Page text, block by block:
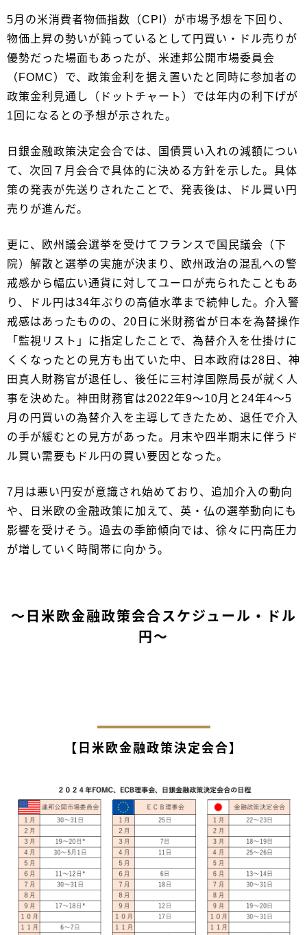
5月の米消費者物価指数（CPI）が市場予想を下回り、
物価上昇の勢いが鈍っているとして円買い・ドル売りが
優勢だった場面もあったが、米連邦公開市場委員会
（FOMC）で、政策金利を据え置いたと同時に参加者の
政策金利見通し（ドットチャート）では年内の利下げが
1回になるとの予想が示された。
日銀金融政策決定会合では、国債買い入れの減額につい
て、次回７月会合で具体的に決める方針を示した。具体
策の発表が先送りされたことで、発表後は、ドル買い円
売りが進んだ。
更に、欧州議会選挙を受けてフランスで国民議会（下
院）解散と選挙の実施が決まり、欧州政治の混乱への警
戒感から幅広い通貨に対してユーロが売られたこともあ
り、ドル円は34年ぶりの高値水準まで続伸した。介入警
戒感はあったものの、20日に米財務省が日本を為替操作
「監視リスト」に指定したことで、為替介入を仕掛けに
くくなったとの見方も出ていた中、日本政府は28日、神
田真人財務官が退任し、後任に三村淳国際局長が就く人
事を決めた。神田財務官は2022年9～10月と24年4～5
月の円買いの為替介入を主導してきたため、退任で介入
の手が緩むとの見方があった。月末や四半期末に伴うド
ル買い需要もドル円の買い要因となった。
7月は悪い円安が意識され始めており、追加介入の動向
や、日米欧の金融政策に加えて、英・仏の選挙動向にも
影響を受けそう。過去の季節傾向では、徐々に円高圧力
が増していく時間帯に向かう。
～日米欧金融政策会合スケジュール・ドル
円～
【日米欧金融政策決定会合】